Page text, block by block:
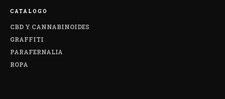
CATALOGO
CBD Y CANNABINOIDES
GRAFFITI
PARAFERNALIA
ROPA